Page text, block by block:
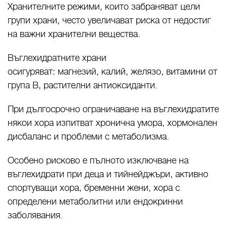
Хранителните режими, които забраняват цели
групи храни, често увеличават риска от недостиг
на важни хранителни вещества.
Въглехидратните храни
осигуряват: магнезий, калий, желязо, витамини от
група B, растителни антиоксиданти.
При дългосрочно ограничаване на въглехидратите
някои хора изпитват хронична умора, хормонален
дисбаланс и проблеми с метаболизма.
Особено рисково е пълното изключване на
въглехидрати при деца и тийнейджъри, активно
спортуващи хора, бременни жени, хора с
определени метаболитни или ендокринни
заболявания.